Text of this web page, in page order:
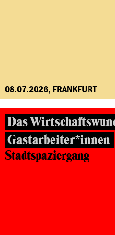
08.07.2026, FRANKFURT
Das
Gastarbeiter*innen
Stadtspaziergang